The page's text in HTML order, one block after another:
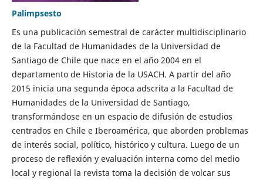
Palimpsesto
Es una publicación semestral de carácter multidisciplinario
de la Facultad de Humanidades de la Universidad de
Santiago de Chile que nace en el año 2004 en el
departamento de Historia de la USACH. A partir del año
2015 inicia una segunda época adscrita a la Facultad de
Humanidades de la Universidad de Santiago,
transformándose en un espacio de difusión de estudios
centrados en Chile e Iberoamérica, que aborden problemas
de interés social, político, histórico y cultura. Luego de un
proceso de reflexión y evaluación interna como del medio
local y regional la revista toma la decisión de volcar sus